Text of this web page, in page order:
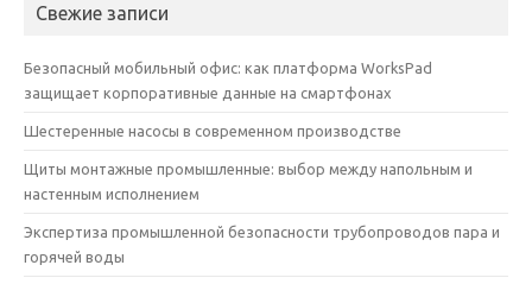
Свежие записи
Безопасный мобильный офис: как платформа WorksPad
защищает корпоративные данные на смартфонах
Шестеренные насосы в современном производстве
Щиты монтажные промышленные: выбор между напольным и
настенным исполнением
Экспертиза промышленной безопасности трубопроводов пара и
горячей воды